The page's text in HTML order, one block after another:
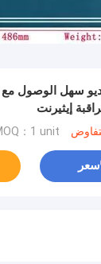
سهل الوصول
：1 unit